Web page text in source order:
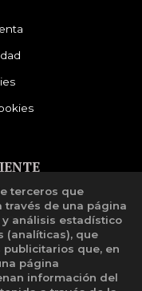
terceros que
través de una página
análisis estadístico
(analíticas), que
que, en
página
información del